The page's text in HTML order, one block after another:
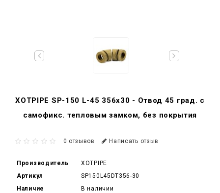
XOTPIPE SP-150 L-45 356x30 - Отвод 45 град. c
самофикс. тепловым замком, без покрытия
0 отзывов Написать отзыв
Производитель
XOTPIPE
Артикул
SP150L45DT356-30
Наличие
В наличии